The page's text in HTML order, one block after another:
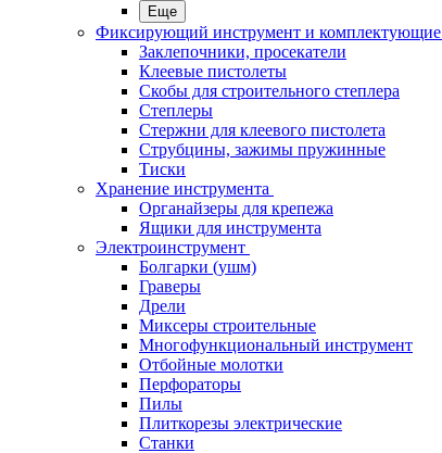
Еще
Фиксирующий инструмент и комплектующие
Заклепочники, просекатели
Клеевые пистолеты
Скобы для строительного степлера
Степлеры
Стержни для клеевого пистолета
Струбцины, зажимы пружинные
Тиски
Хранение инструмента
Органайзеры для крепежа
Ящики для инструмента
Электроинструмент
Болгарки (ушм)
Граверы
Дрели
Миксеры строительные
Многофункциональный инструмент
Отбойные молотки
Перфораторы
Пилы
Плиткорезы электрические
Станки